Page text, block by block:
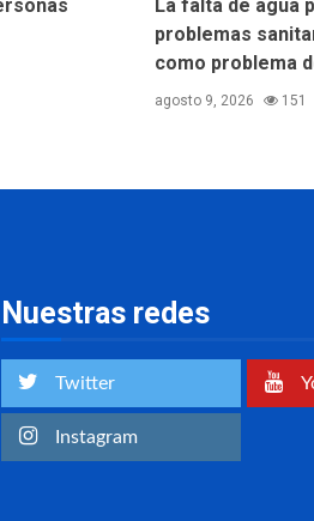
La falta de agua
problemas
como problema
agosto 9, 2026 151
Nuestras redes
Twitter
Instagram